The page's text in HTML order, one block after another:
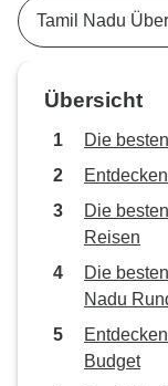
Tamil Nadu
Übersicht
Die
Die
Reisen
Die
Nadu
Budget